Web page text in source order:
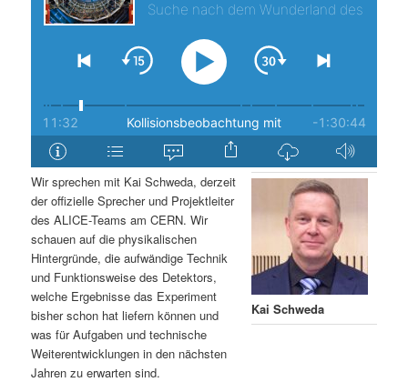
i
g
e
n
p
i
n
g
e
n
Kai Schweda
Wir sprechen mit Kai Schweda, derzeit
der offizielle Sprecher und Projektleiter
des ALICE-Teams am CERN. Wir
schauen auf die physikalischen
Hintergründe, die aufwändige Technik
und Funktionsweise des Detektors,
welche Ergebnisse das Experiment
bisher schon hat liefern können und
was für Aufgaben und technische
Weiterentwicklungen in den nächsten
Jahren zu erwarten sind.